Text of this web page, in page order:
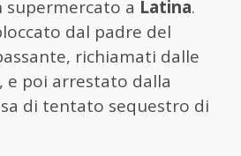
supermercato a Latina.
dal padre del
richiamati dalle
e poi arrestato dalla
di tentato sequestro di